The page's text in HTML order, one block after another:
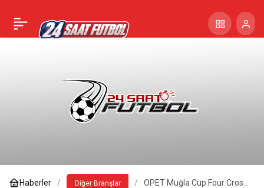
Haberler Diğer Branşlar
OPET Muğla Cup Four Cross